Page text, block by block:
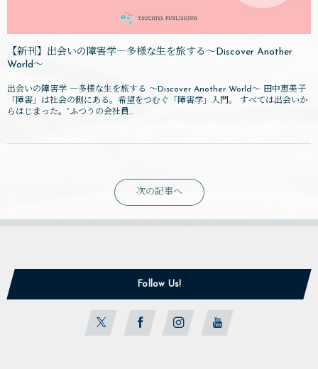
【新刊】出会いの障害学―多様な生を旅する～Discover Another
World～
出会いの障害学 ―多様な生を旅する ～Discover Another World～ 田中恵美子
「障害」は社会の側にある。希望をつむぐ「障害学」入門。 すべては出会いか
らはじまった。“ふつうの会社員...
次の記事へ
Follow Us!